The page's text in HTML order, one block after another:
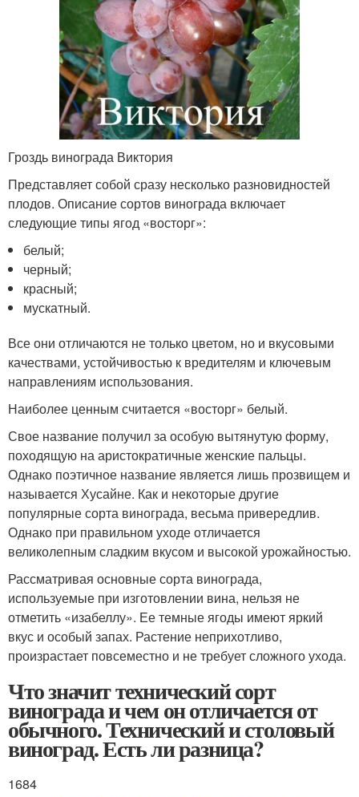
Гроздь винограда Виктория
Представляет собой сразу несколько разновидностей
плодов. Описание сортов винограда включает
следующие типы ягод «восторг»:
белый;
черный;
красный;
мускатный.
Все они отличаются не только цветом, но и вкусовыми
качествами, устойчивостью к вредителям и ключевым
направлениям использования.
Наиболее ценным считается «восторг» белый.
Свое название получил за особую вытянутую форму,
походящую на аристократичные женские пальцы.
Однако поэтичное название является лишь прозвищем и
называется Хусайне. Как и некоторые другие
популярные сорта винограда, весьма привередлив.
Однако при правильном уходе отличается
великолепным сладким вкусом и высокой урожайностью.
Рассматривая основные сорта винограда,
используемые при изготовлении вина, нельзя не
отметить «изабеллу». Ее темные ягоды имеют яркий
вкус и особый запах. Растение неприхотливо,
произрастает повсеместно и не требует сложного ухода.
Что значит технический сорт
винограда и чем он отличается от
обычного. Технический и столовый
виноград. Есть ли разница?
1684